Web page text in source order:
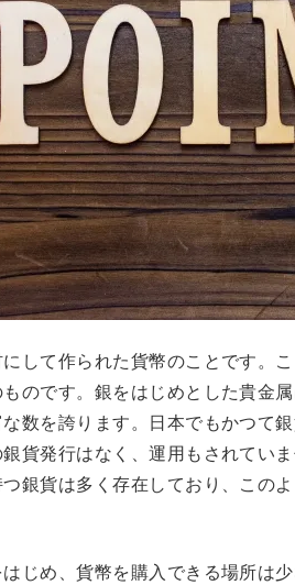
して作られた貨幣のことです。
のです。銀をはじめとした貴金
数を誇ります。日本でもかつて
貨発行はなく、運用もされてい
銀貨は多く存在しており、この
じめ、貨幣を購入できる場所は